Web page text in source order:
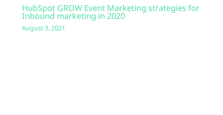
HubSpot GROW Event Marketing strategies for
Inbound marketing in 2020
August 3, 2021